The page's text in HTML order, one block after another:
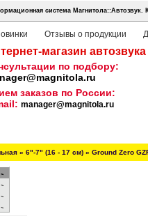
система Магнитола::Автозвук.
Отзывы о продукции
магазин
по подбору:
заказов по России:
manager@magnitola.ru
» 6"-7" (16 - 17 см) » Ground Zero